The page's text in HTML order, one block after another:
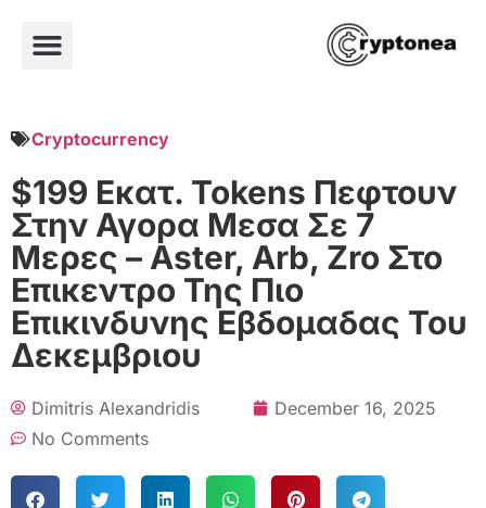
Cryptocurrency
$199 Εκατ. Tokens Πεφτουν
Στην Αγορα Μεσα Σε 7
Μερες – Aster, Arb, Zro Στο
Επικεντρο Της Πιο
Επικινδυνης Εβδομαδας Του
Δεκεμβριου
Dimitris Alexandridis
December 16, 2025
No Comments